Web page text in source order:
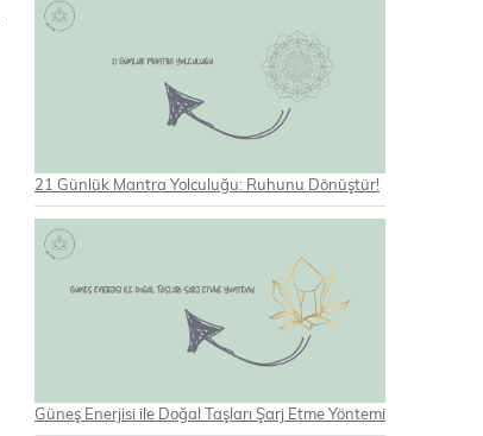
21 Günlük Mantra Yolculuğu: Ruhunu Dönüştür!
Güneş Enerjisi ile Doğal Taşları Şarj Etme Yöntemi